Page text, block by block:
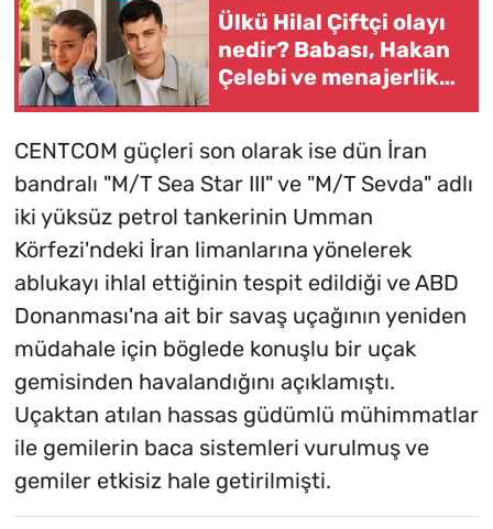
Ülkü Hilal Çiftçi olayı
nedir? Babası, Hakan
Çelebi ve menajerlik
duyurusunda bulundu
CENTCOM güçleri son olarak ise dün İran
bandralı "M/T Sea Star III" ve "M/T Sevda" adlı
iki yüksüz petrol tankerinin Umman
Körfezi'ndeki İran limanlarına yönelerek
ablukayı ihlal ettiğinin tespit edildiği ve ABD
Donanması'na ait bir savaş uçağının yeniden
müdahale için böglede konuşlu bir uçak
gemisinden havalandığını açıklamıştı.
Uçaktan atılan hassas güdümlü mühimmatlar
ile gemilerin baca sistemleri vurulmuş ve
gemiler etkisiz hale getirilmişti.